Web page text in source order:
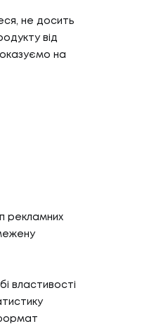
не досить
від
на
рекламних
властивості